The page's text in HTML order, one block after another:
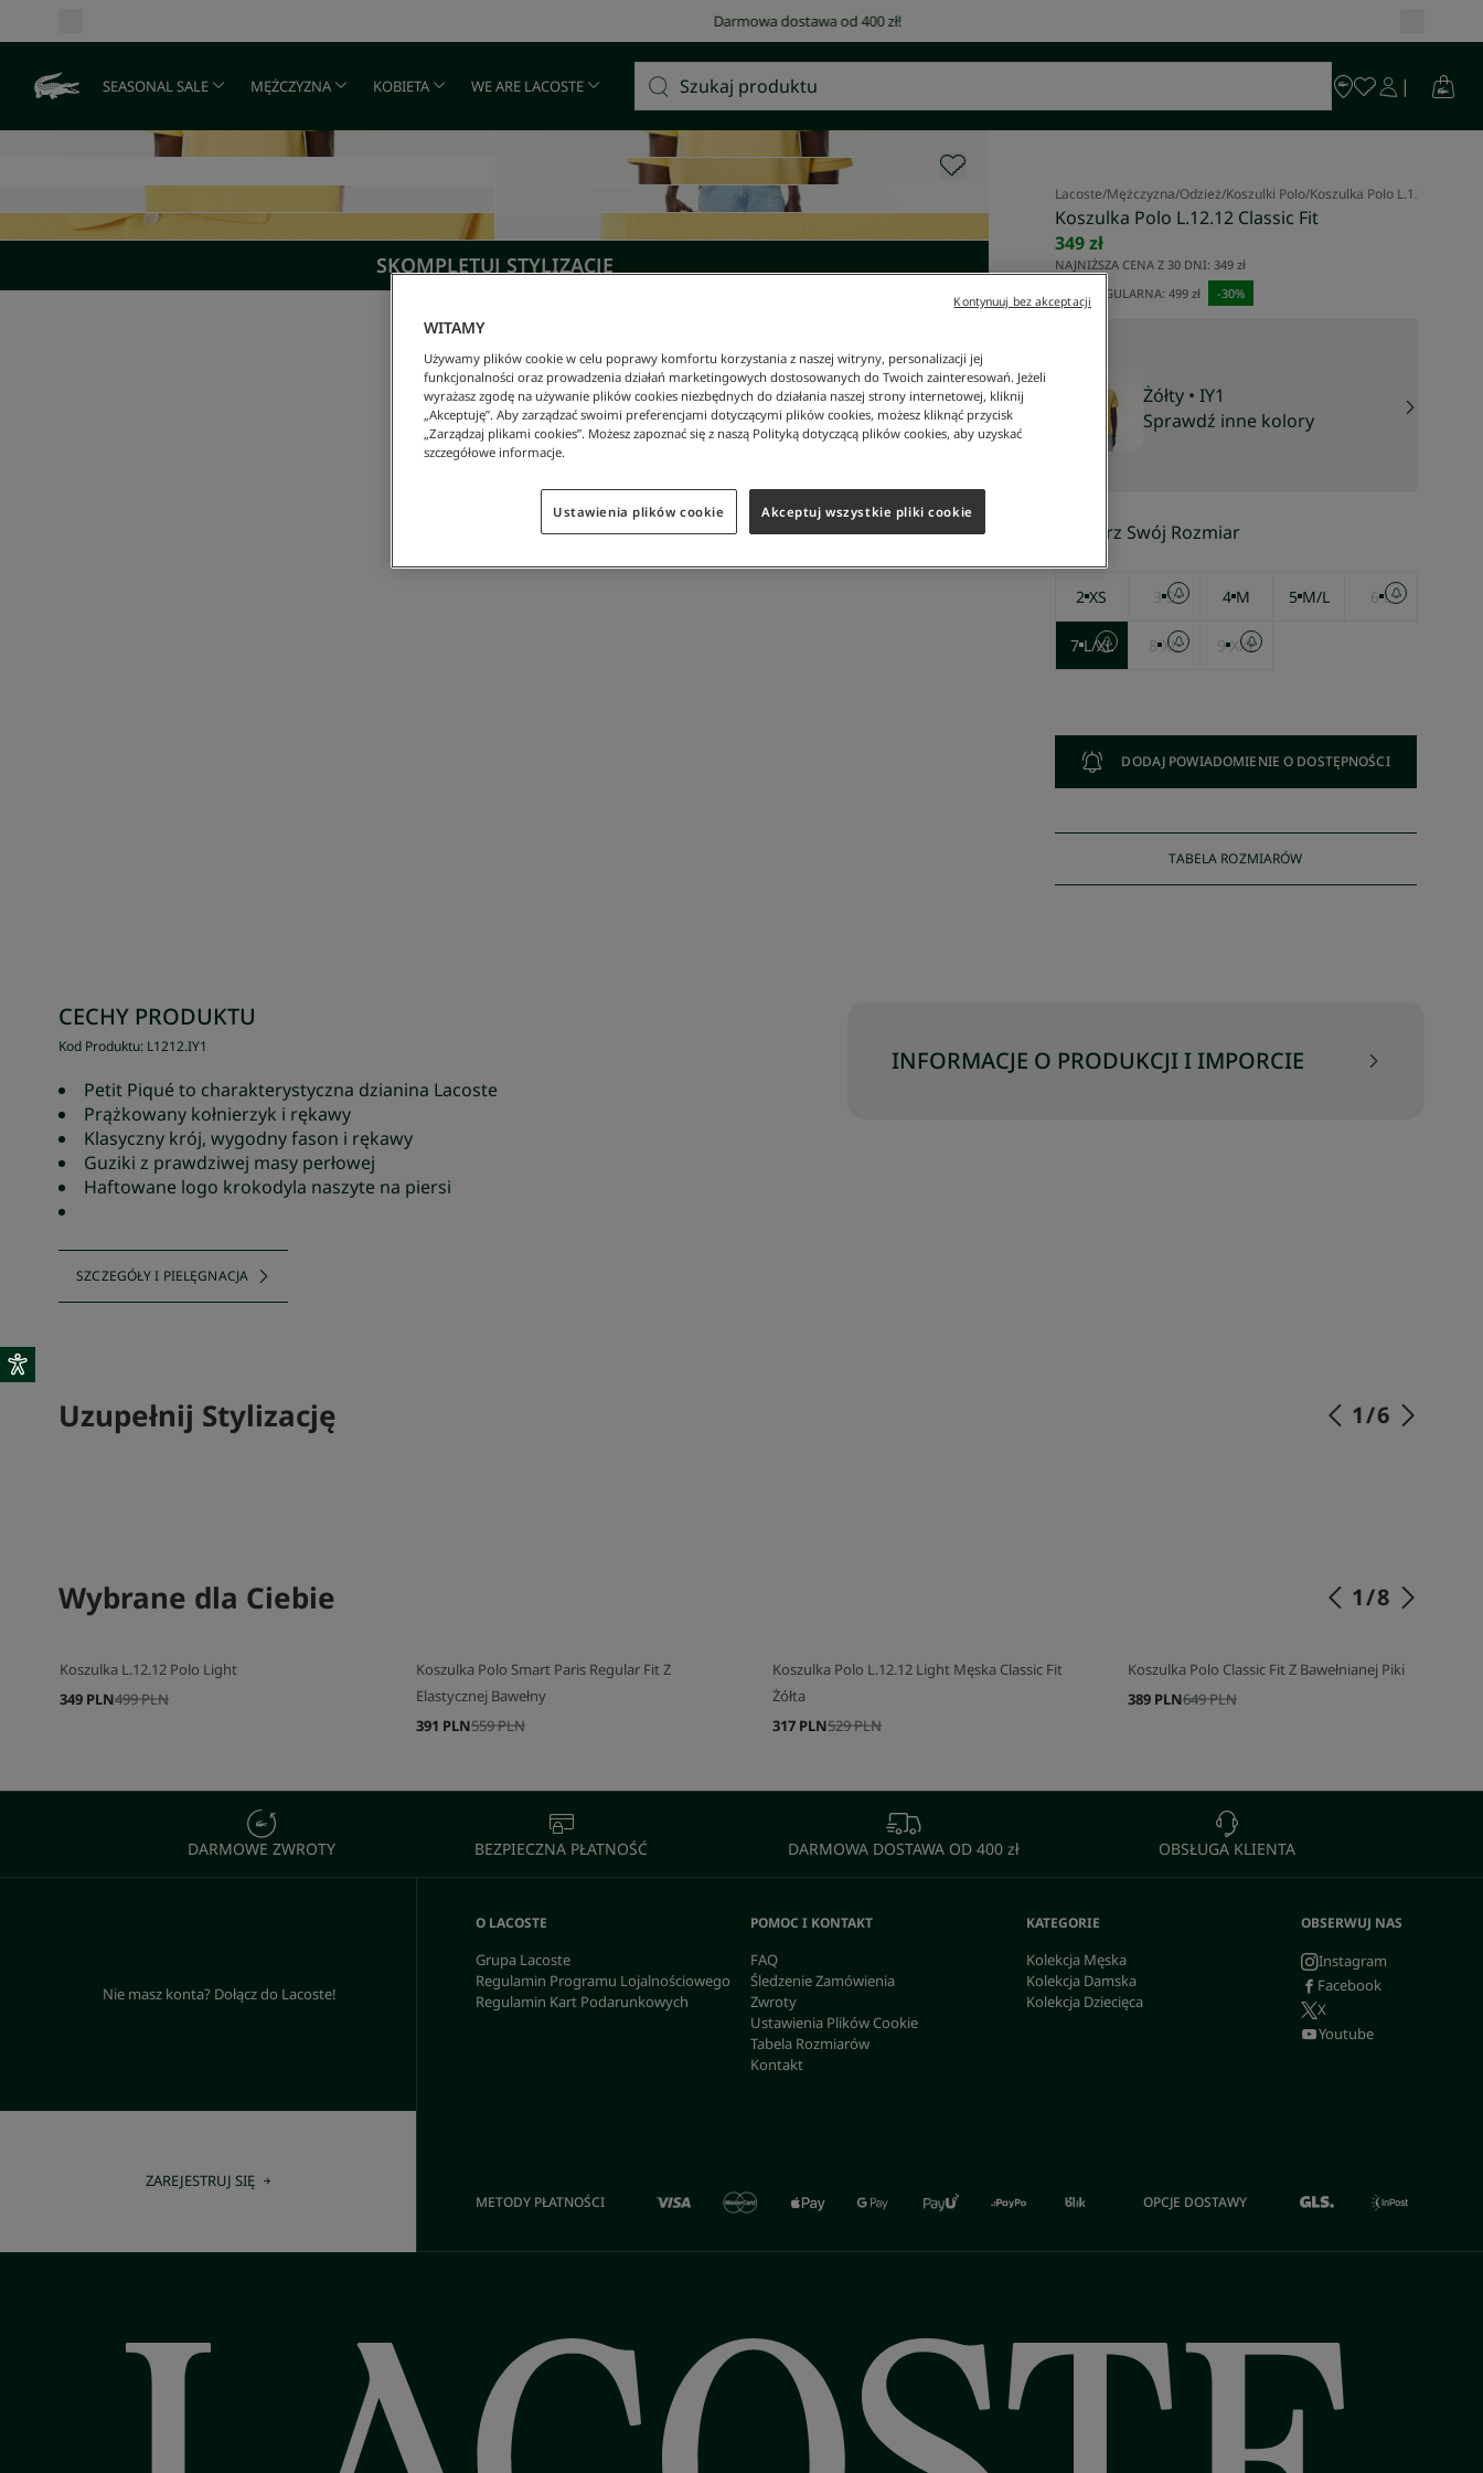
Darmowa dostawa od 400 zł!
SEASONAL SALE MĘŻCZYZNA KOBIETA WE ARE LACOSTE
SKOMPLETUJ STYLIZACJĘ
Lacoste/Mężczyzna/Odzież/Koszulki Polo/Koszulka Polo L.12.12
Koszulka Polo L.12.12 Classic Fit
349 zł
NAJNIŻSZA CENA Z 30 DNI: 349 zł
CENA REGULARNA: 499 zł -30%
Żółty • IY1
Sprawdź inne kolory
Wybierz Swój Rozmiar
2 XS 3 S 4 M 5 M/L 6 L
7 L/XL 8 XL 9 XXL
DODAJ POWIADOMIENIE O DOSTĘPNOŚCI
TABELA ROZMIARÓW
CECHY PRODUKTU
Kod Produktu: L1212.IY1
Petit Piqué to charakterystyczna dzianina Lacoste
Prążkowany kołnierzyk i rękawy
Klasyczny krój, wygodny fason i rękawy
Guziki z prawdziwej masy perłowej
Haftowane logo krokodyla naszyte na piersi
SZCZEGÓŁY I PIELĘGNACJA
INFORMACJE O PRODUKCJI I IMPORCIE
Uzupełnij Stylizację 1/6
SKOMPLETUJ SWÓJ ZESTAW
Wybrane dla Ciebie 1/8
Koszulka L.12.12 Polo Light
499 PLN
349 PLN
Koszulka Polo Smart Paris Regular Fit Z
Elastycznej Bawełny
559 PLN
391 PLN
Koszulka Polo L.12.12 Light Męska Classic Fit
Żółta
529 PLN
317 PLN
Koszulka Polo Classic Fit Z Bawełnianej Piki
649 PLN
389 PLN
DARMOWE ZWROTY BEZPIECZNA PŁATNOŚĆ DARMOWA DOSTAWA OD 400 zł OBSŁUGA KLIENTA
Nie masz konta? Dołącz do Lacoste!
ZAREJESTRUJ SIĘ
O LACOSTE
Grupa Lacoste
Regulamin Programu Lojalnościowego
Regulamin Kart Podarunkowych
POMOC I KONTAKT
FAQ
Śledzenie Zamówienia
Zwroty
Ustawienia Plików Cookie
Tabela Rozmiarów
Kontakt
KATEGORIE
Kolekcja Męska
Kolekcja Damska
Kolekcja Dziecięca
OBSERWUJ NAS
Instagram
Facebook
X
Youtube
METODY PŁATNOŚCI OPCJE DOSTAWY
WITAMY
Używamy plików cookie w celu poprawy komfortu korzystania z naszej witryny, personalizacji jej
funkcjonalności oraz prowadzenia działań marketingowych dostosowanych do Twoich zainteresowań. Jeżeli
wyrażasz zgodę na używanie plików cookies niezbędnych do działania naszej strony internetowej, kliknij
„Akceptuję”. Aby zarządzać swoimi preferencjami dotyczącymi plików cookies, możesz kliknąć przycisk
„Zarządzaj plikami cookies”. Możesz zapoznać się z naszą Polityką dotyczącą plików cookies, aby uzyskać
szczegółowe informacje.
Ustawienia plików cookie Akceptuj wszystkie pliki cookie
Kontynuuj bez akceptacji